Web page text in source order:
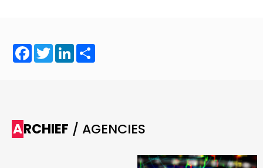
Facebook
TwitterLinkedIn
ARCHIEF / AGENCIES